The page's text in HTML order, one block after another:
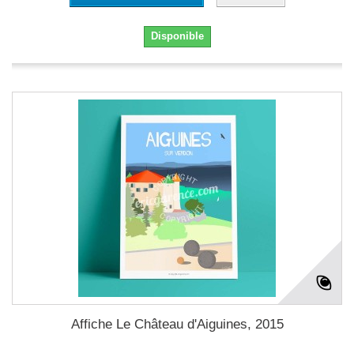
Disponible
Affiche Le Château d'Aiguines, 2015